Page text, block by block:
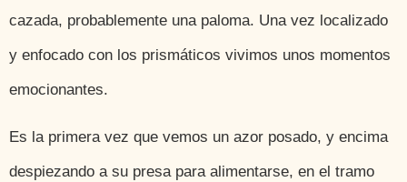
cazada, probablemente una paloma. Una vez localizado
y enfocado con los prismáticos vivimos unos momentos
emocionantes.
Es la primera vez que vemos un azor posado, y encima
despiezando a su presa para alimentarse, en el tramo